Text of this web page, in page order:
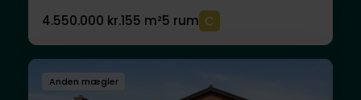
4.550.000 kr.155 m²5 rum
Anden mægler